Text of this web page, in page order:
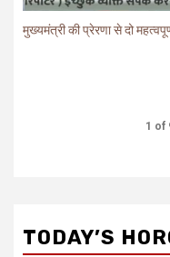
मुख्यमंत्री की प्रेरणा से दो
1 of
TODAY’S